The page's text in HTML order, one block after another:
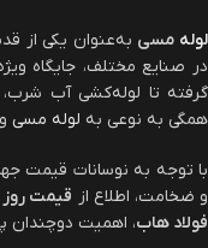
لوله مسی به‌عنوان یکی از
گرفته تا لوله‌کشی آب شرب،
همگی به نوعی به لوله مسی
با توجه به نوسانات قیمت
و ضخامت، اطلاع از قیمت
فولاد هاب، اهمیت دوچندان